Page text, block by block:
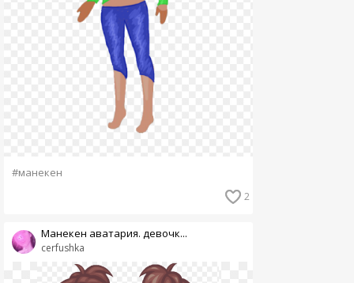
#манекен
2
cerfushka
Манекен аватария. девочк...